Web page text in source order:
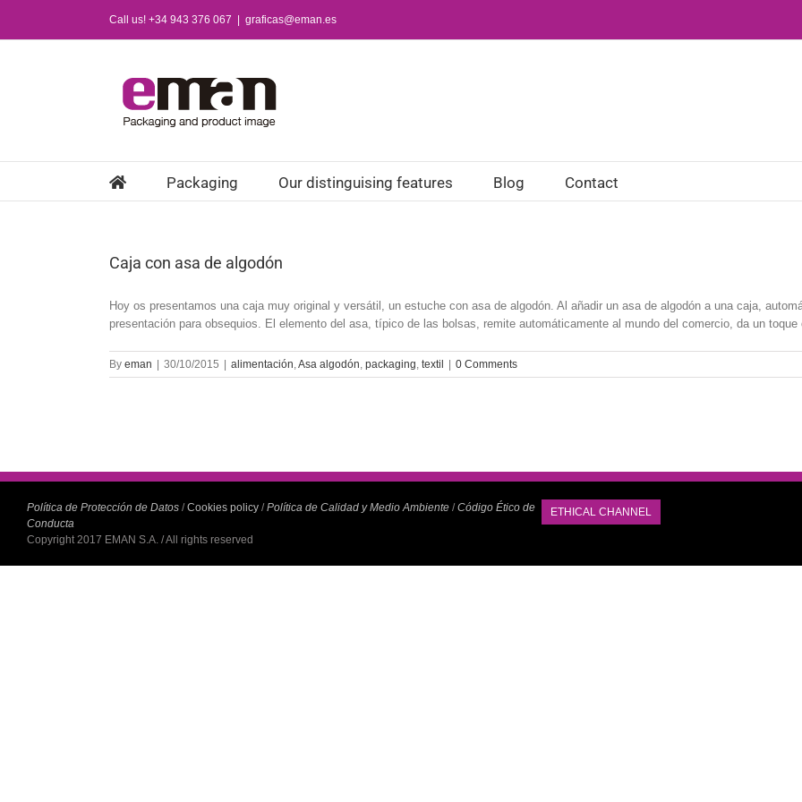
content
Call us! +34 943 376 067 graficas@eman.es
Packaging Our distinguising features Blog Contact
Caja con asa de algodón
Hoy os presentamos una caja muy original y versátil, un estuche con asa de algodón. Al añadir un asa de algodón a una caja,
presentación para obsequios. El elemento del asa, típico de las bolsas, remite automáticamente al mundo del comercio, da un
By eman 30/10/2015 alimentación,Asa algodón, packaging, textil 0 Comments
ETHICAL CHANNEL
Política de Protección de Datos /Cookies policy /Política de Calidad y Medio Ambiente /Código Ético de
Conducta
Copyright 2017 EMAN S.A. / All rights reserved